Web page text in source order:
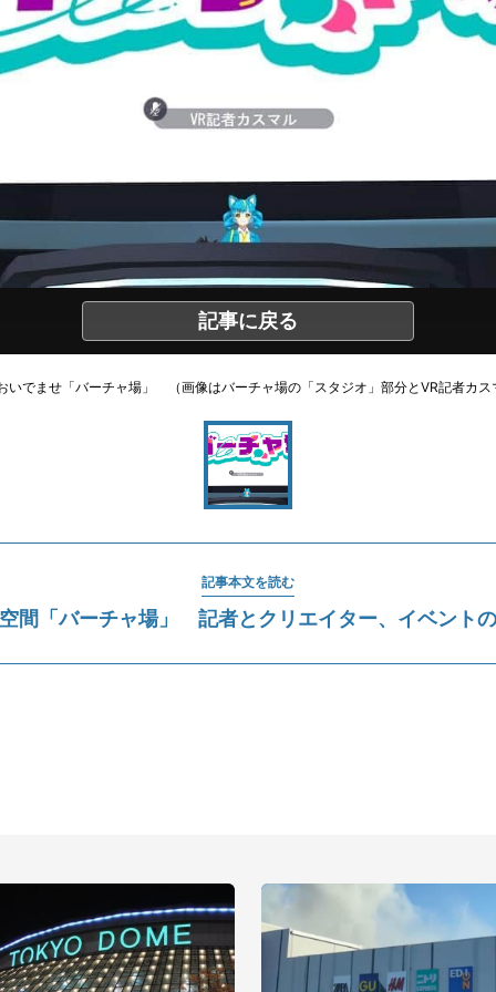
記事に戻る
いでませ「バーチャ場」 （画像はバーチャ場の「スタジオ」部分とVR記者カス
記事本文を読む
間「バーチャ場」 記者とクリエイター、イベント